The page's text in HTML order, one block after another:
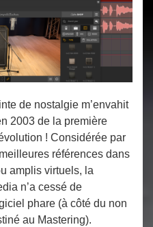
de nostalgie m’envahit
2003 de la première
! Considérée par
références dans
amplis virtuels, la
n’a cessé de
phare (à côté du non
au Mastering).